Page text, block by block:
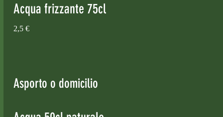
Acqua frizzante 75cl
2,5 €
Asporto o domicilio